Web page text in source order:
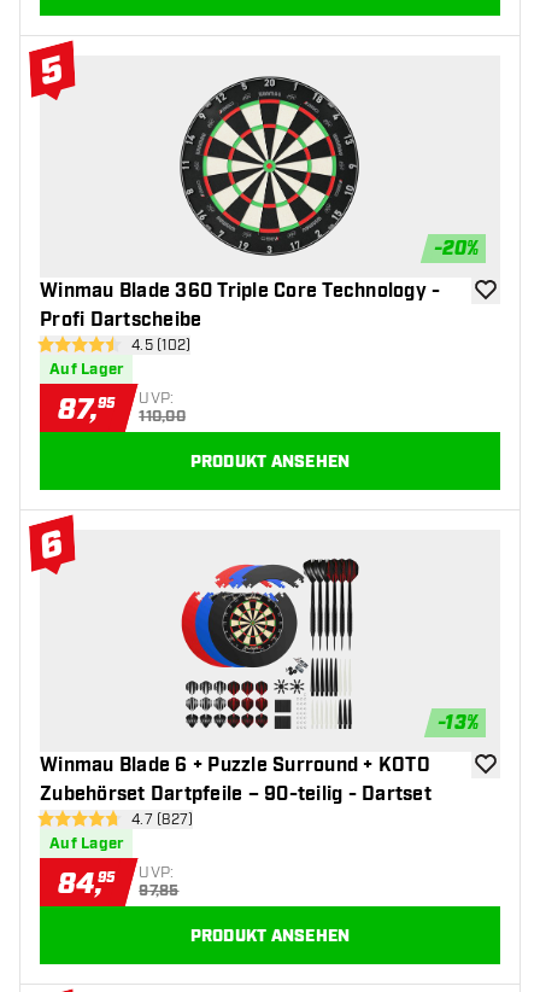
5
#5 Top 10
-20%
Winmau Blade 360 Triple Core Technology -
Profi Dartscheibe
Bewertungsbereich öffnen
4.5 Bewertungssterne
4.5 (102)
Auf Lager
Zur
87,95 UVP:
110,00
PRODUKT ANSEHEN
6
#6 Top 10
-13%
Winmau Blade 6 + Puzzle Surround + KOTO
Zubehörset Dartpfeile – 90-teilig - Dartset
Bewertungsbereich öffnen
4.7 Bewertungssterne
4.7 (827)
Auf Lager
Zur
84,95 UVP:
97,85
PRODUKT ANSEHEN